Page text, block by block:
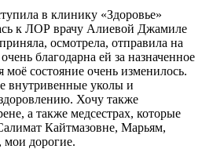
в клинику «Здоровье»
к ЛОР врачу Алиевой Джамиле
осмотрела, отправила на
благодарна ей за назначенное
моё состояние очень изменилось.
внутривенные уколы и
Хочу также
а также медсестрах, которые
Кайтмазовне, Марьям,
дорогие.